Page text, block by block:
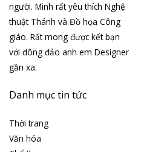
người. Mình rất yêu thích Nghệ
thuật Thánh và Đồ họa Công
giáo. Rất mong được kết bạn
với đông đảo anh em Designer
gần xa.
Danh mục tin tức
Thời trang
Văn hóa